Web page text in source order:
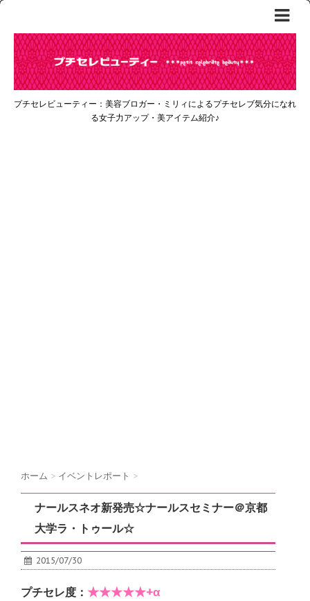
プチセレビューティー：美容ブロガー・ミリィによるプチセレブ気分になれ
る女子力アップ・美アイテム紹介♪
ホーム > イベントレポート >
ナールスネオ新発売☆ナールスセミナー＠京都
大学ラ・トゥール☆
2015/07/30
プチセレ度： ★★★★★+α